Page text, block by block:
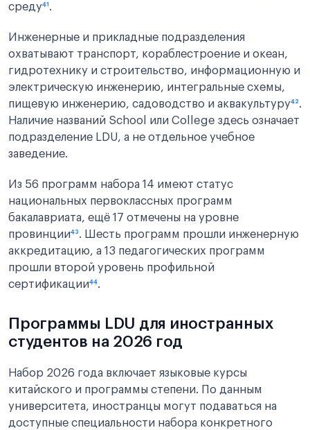
среду⁴¹.
Инженерные и прикладные подразделения
охватывают транспорт, кораблестроение и океан,
гидротехнику и строительство, информационную и
электрическую инженерию, интегральные схемы,
пищевую инженерию, садоводство и аквакультуру⁴².
Наличие названий School или College здесь означает
подразделение LDU, а не отдельное учебное
заведение.
Из 56 программ набора 14 имеют статус
национальных первоклассных программ
бакалавриата, ещё 17 отмечены на уровне
провинции⁴³. Шесть программ прошли инженерную
аккредитацию, а 13 педагогических программ
прошли второй уровень профильной
сертификации⁴⁴.
Программы LDU для иностранных
студентов на 2026 год
Набор 2026 года включает языковые курсы
китайского и программы степени. По данным
университета, иностранцы могут подаваться на
доступные специальности набора конкретного